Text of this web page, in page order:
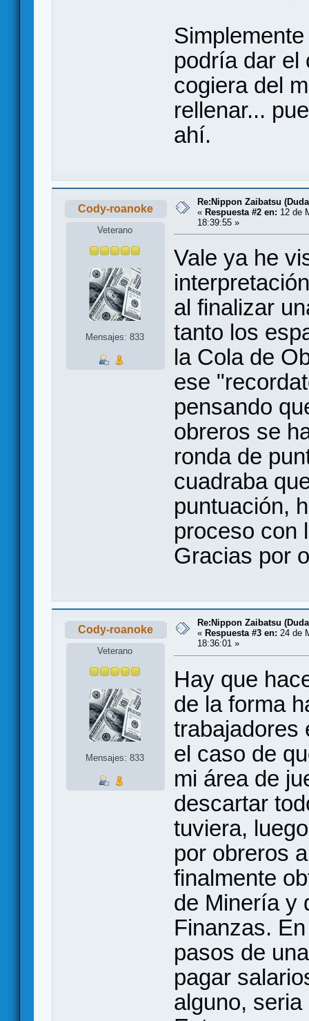
podría dar el
cogiera del
rellenar...
ahí.
Cody-roanoke
Veterano
Mensajes: 833
Re:Nippon Zaibatsu
« Respuesta #2 en: 12 de
18:39:55 »
Vale ya he
al finalizar
tanto los
la Cola de
ese
pensando
obreros se
ronda de
cuadraba
puntuación,
proceso con
Gracias por
Cody-roanoke
Veterano
Mensajes: 833
Re:Nippon Zaibatsu
« Respuesta #3 en: 24 de
18:36:01 »
Hay que
de la forma
trabajadores
el caso de
mi área de
descartar
tuviera,
por obreros
finalmente
de Minería y
Finanzas.
pasos de
pagar
alguno, seria